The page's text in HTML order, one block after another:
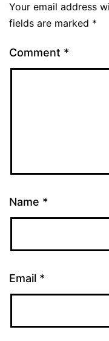
Your email address
fields are marked *
Comment *
Name *
Email *